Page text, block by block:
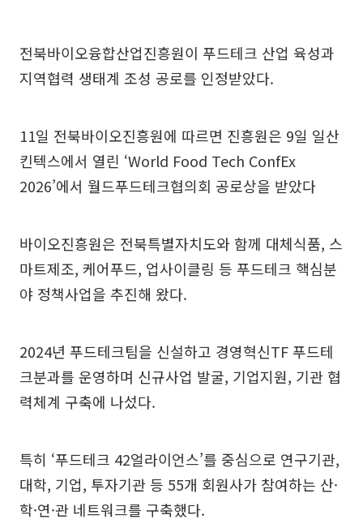
전북바이오융합산업진흥원이 푸드테크 산업 육성과
지역협력 생태계 조성 공로를 인정받았다.
11일 전북바이오진흥원에 따르면 진흥원은 9일 일산
킨텍스에서 열린 ‘World Food Tech ConfEx
2026’에서 월드푸드테크협의회 공로상을 받았다
바이오진흥원은 전북특별자치도와 함께 대체식품, 스
마트제조, 케어푸드, 업사이클링 등 푸드테크 핵심분
야 정책사업을 추진해 왔다.
2024년 푸드테크팀을 신설하고 경영혁신TF 푸드테
크분과를 운영하며 신규사업 발굴, 기업지원, 기관 협
력체계 구축에 나섰다.
특히 ‘푸드테크 42얼라이언스’를 중심으로 연구기관,
대학, 기업, 투자기관 등 55개 회원사가 참여하는 산·
학·연·관 네트워크를 구축했다.